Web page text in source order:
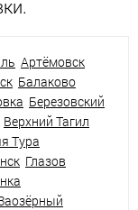
Артёмовск
Балаково
Березовский
Верхний Тагил
Тура
Глазов